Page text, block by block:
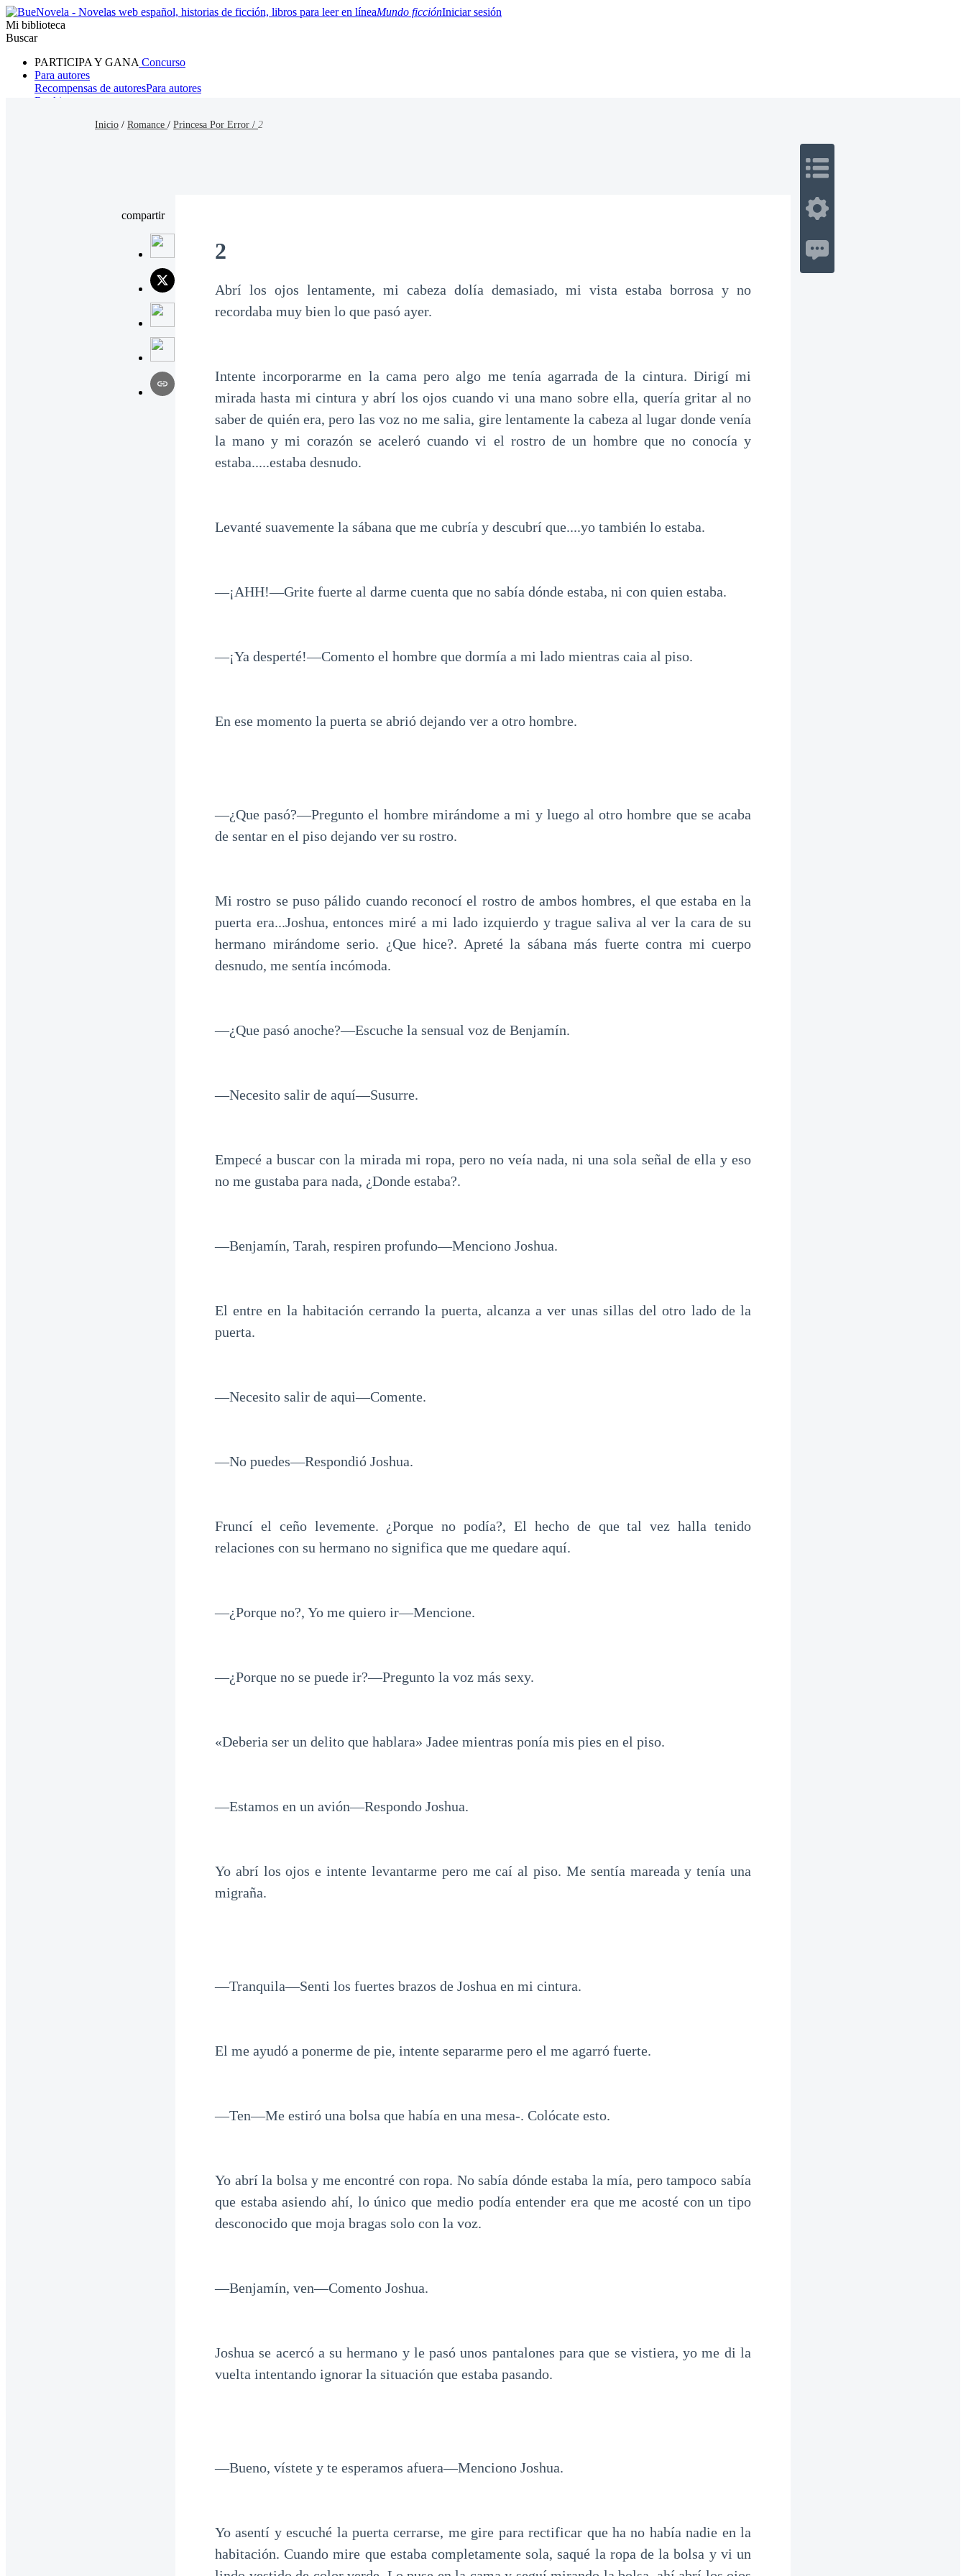
Mundo ficciónIniciar sesión
Mi biblioteca
Buscar
PARTICIPA Y GANA Concurso
Para autores
Recompensas de autoresPara autores
Ranking
Inicio / Romance / Princesa Por Error / 2
compartir
2
Abrí los ojos lentamente, mi cabeza dolía demasiado, mi vista estaba borrosa y no
recordaba muy bien lo que pasó ayer.
Intente incorporarme en la cama pero algo me tenía agarrada de la cintura. Dirigí mi
mirada hasta mi cintura y abrí los ojos cuando vi una mano sobre ella, quería gritar al no
saber de quién era, pero las voz no me salia, gire lentamente la cabeza al lugar donde venía
la mano y mi corazón se aceleró cuando vi el rostro de un hombre que no conocía y
estaba.....estaba desnudo.
Levanté suavemente la sábana que me cubría y descubrí que....yo también lo estaba.
—¡AHH!—Grite fuerte al darme cuenta que no sabía dónde estaba, ni con quien estaba.
—¡Ya desperté!—Comento el hombre que dormía a mi lado mientras caia al piso.
En ese momento la puerta se abrió dejando ver a otro hombre.
—¿Que pasó?—Pregunto el hombre mirándome a mi y luego al otro hombre que se acaba
de sentar en el piso dejando ver su rostro.
Mi rostro se puso pálido cuando reconocí el rostro de ambos hombres, el que estaba en la
puerta era...Joshua, entonces miré a mi lado izquierdo y trague saliva al ver la cara de su
hermano mirándome serio. ¿Que hice?. Apreté la sábana más fuerte contra mi cuerpo
desnudo, me sentía incómoda.
—¿Que pasó anoche?—Escuche la sensual voz de Benjamín.
—Necesito salir de aquí—Susurre.
Empecé a buscar con la mirada mi ropa, pero no veía nada, ni una sola señal de ella y eso
no me gustaba para nada, ¿Donde estaba?.
—Benjamín, Tarah, respiren profundo—Menciono Joshua.
El entre en la habitación cerrando la puerta, alcanza a ver unas sillas del otro lado de la
puerta.
—Necesito salir de aqui—Comente.
—No puedes—Respondió Joshua.
Fruncí el ceño levemente. ¿Porque no podía?, El hecho de que tal vez halla tenido
relaciones con su hermano no significa que me quedare aquí.
—¿Porque no?, Yo me quiero ir—Mencione.
—¿Porque no se puede ir?—Pregunto la voz más sexy.
«Deberia ser un delito que hablara» Jadee mientras ponía mis pies en el piso.
—Estamos en un avión—Respondo Joshua.
Yo abrí los ojos e intente levantarme pero me caí al piso. Me sentía mareada y tenía una
migraña.
—Tranquila—Senti los fuertes brazos de Joshua en mi cintura.
El me ayudó a ponerme de pie, intente separarme pero el me agarró fuerte.
—Ten—Me estiró una bolsa que había en una mesa-. Colócate esto.
Yo abrí la bolsa y me encontré con ropa. No sabía dónde estaba la mía, pero tampoco sabía
que estaba asiendo ahí, lo único que medio podía entender era que me acosté con un tipo
desconocido que moja bragas solo con la voz.
—Benjamín, ven—Comento Joshua.
Joshua se acercó a su hermano y le pasó unos pantalones para que se vistiera, yo me di la
vuelta intentando ignorar la situación que estaba pasando.
—Bueno, vístete y te esperamos afuera—Menciono Joshua.
Yo asentí y escuché la puerta cerrarse, me gire para rectificar que ha no había nadie en la
habitación. Cuando mire que estaba completamente sola, saqué la ropa de la bolsa y vi un